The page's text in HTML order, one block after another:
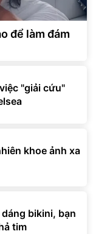
để làm đám
"giải cứu"
khoe ảnh xa
bikini, bạn
tim